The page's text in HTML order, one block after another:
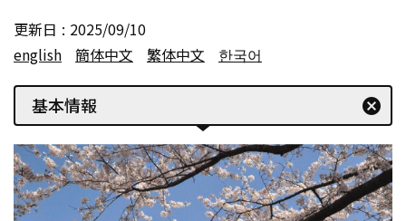
更新日
2025/09/10
english
簡体中文 繁体中文 한국어
基本情報 cancel